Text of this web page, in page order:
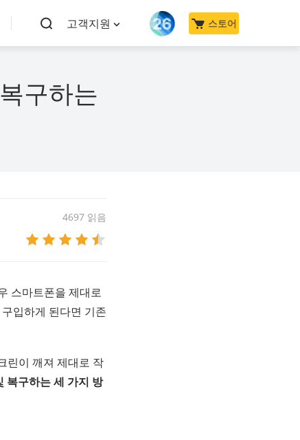
고객지원 스토어
구하는
4697 읽음
스마트폰을 제대로
입하게 된다면 기존
린이 깨져 제대로 작
복구하는 세 가지 방